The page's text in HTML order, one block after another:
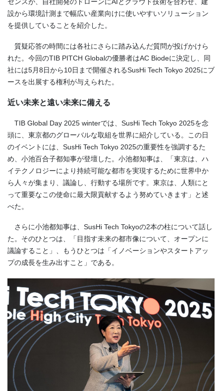
センスが、自社開発のドローンにAIとクラウド技術を合わせ、建
設から環境計測まで幅広い産業向けに使いやすいソリューション
を提供していることを紹介した。
質疑応答の時間には各社にさらに踏み込んだ質問が投げかけら
れた。今回のTIB PITCH Globalの優勝者はAC Biodeに決定し、同
社には5月8日から10日まで開催されるSusHi Tech Tokyo 2025にブ
ースを出展する権利が与えられた。
近い未来と遠い未来に備える
TIB Global Day 2025 winterでは、SusHi Tech Tokyo 2025を念
頭に、東京都のグローバルな取組を世界に紹介している。この日
のイベントには、SusHi Tech Tokyo 2025の重要性を強調するた
め、小池百合子都知事が登壇した。小池都知事は、「東京は、ハ
イテクノロジーにより持続可能な都市を実現するために世界中か
ら人々が集まり、議論し、行動する場所です。東京は、人類にと
って重要なこの使命に最大限貢献するよう努めていきます」と述
べた。
さらに小池都知事は、SusHi Tech Tokyoの2本の柱について話し
た。そのひとつは、「目指す未来の都市像について、オープンに
議論すること」、もうひとつは「イノベーションやスタートアッ
プの成長を生み出すこと」である。